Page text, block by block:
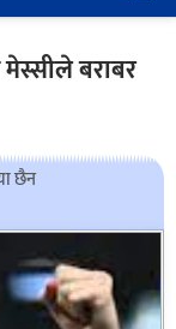
e
u
n
मेस्सीले बराबर
छैन